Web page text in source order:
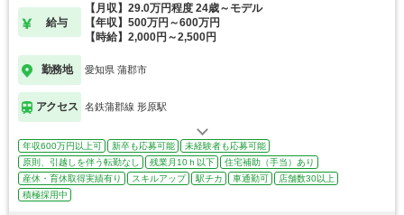
給与
【月収】29.0万円程度 24歳～モデル
【年収】500万円～600万円
【時給】2,000円～2,500円
勤務地 愛知県 蒲郡市
アクセス 名鉄蒲郡線 形原駅
年収600万円以上可 新卒も応募可能
未経験者も応募可能
原則、引越しを伴う転勤なし
残業月10ｈ以下
住宅補助（手当）あり
産休・育休取得実績有り
スキルアップ 駅チカ 車通勤可
店舗数30以上
積極採用中